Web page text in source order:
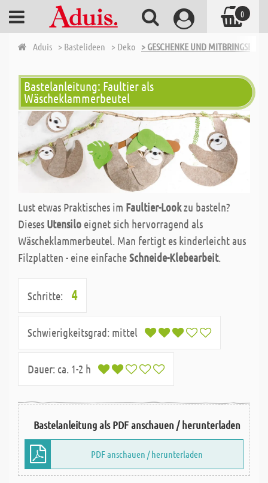
Aduis > Bastelideen > Deko > GESCHENKE UND MITBRINGSEL -
Bastelanleitung: Faultier als
Wäscheklammerbeutel
Lust etwas Praktisches im Faultier-Lookzu basteln?
Dieses Utensilo eignet sich hervorragend als
Wäscheklammerbeutel. Man fertigt es kinderleicht aus
Filzplatten - eine einfacheSchneide-Klebearbeit.
Schritte: 4
Schwierigkeitsgrad: mittel
Dauer: ca. 1-2 h
Bastelanleitung als PDF anschauen / herunterladen
PDF anschauen / herunterladen
0